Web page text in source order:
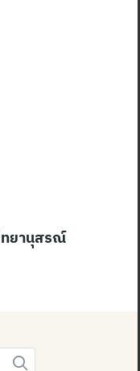
ทยานุสรณ์